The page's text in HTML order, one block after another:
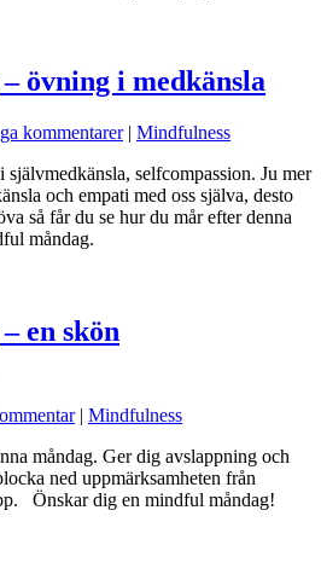
övning i medkänsla
kommentarer| Mindfulness
selfcompassion. Ju mer
och empati med oss själva, desto
så får du se hur du mår efter denna
måndag.
en skön
| Mindfulness
måndag. Ger dig avslappning och
ned uppmärksamheten från
Önskar dig en mindful måndag!